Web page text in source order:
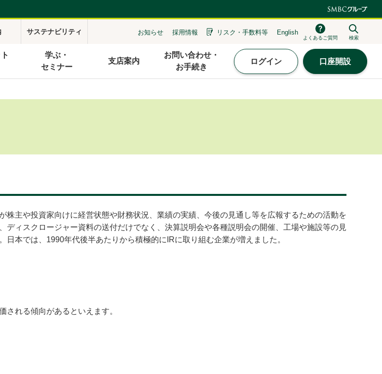
サステナビリティ お知らせ 採用情報 リスク・ 手数料等 English
よくあるご質問 検索
学ぶ・
セミナー
支店案内
お問い合わせ・
お手続き
ログイン 口座開設
株主や投資家向けに経営状態や財務状況、業績の実績、今後の見通し等を広報するための活動を
ィスクロージャー資料の送付だけでなく、決算説明会や各種説明会の開催、工場や施設等の見
本では、1990年代後半あたりから積極的にIRに取り組む企業が増えました。
される傾向があるといえます。